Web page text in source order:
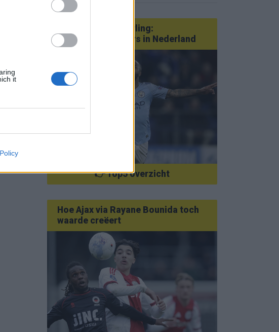
it
Van Götze tot Sterling:
statementtransfers in Nederland
👉 Top5 overzicht
Hoe Ajax via Rayane Bounida toch
waarde creëert